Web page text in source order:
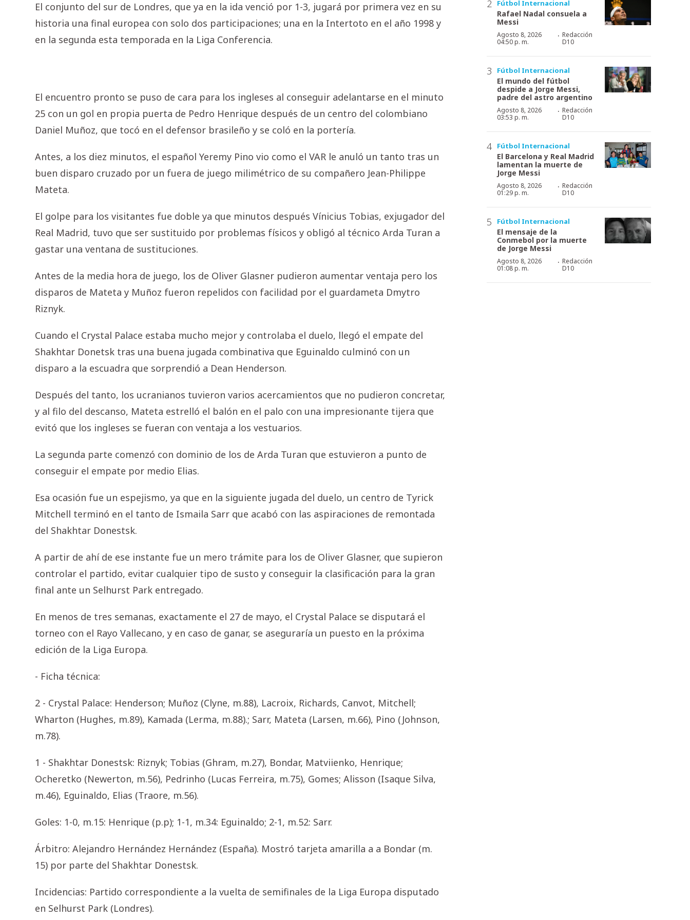
El conjunto del sur de Londres, que ya en la ida venció por 1-3, jugará por primera vez en su
historia una final europea con solo dos participaciones; una en la Intertoto en el año 1998 y
en la segunda esta temporada en la Liga Conferencia.
El encuentro pronto se puso de cara para los ingleses al conseguir adelantarse en el minuto
25 con un gol en propia puerta de Pedro Henrique después de un centro del colombiano
Daniel Muñoz, que tocó en el defensor brasileño y se coló en la portería.
Antes, a los diez minutos, el español Yeremy Pino vio como el VAR le anuló un tanto tras un
buen disparo cruzado por un fuera de juego milimétrico de su compañero Jean-Philippe
Mateta.
El golpe para los visitantes fue doble ya que minutos después Vínicius Tobias, exjugador del
Real Madrid, tuvo que ser sustituido por problemas físicos y obligó al técnico Arda Turan a
gastar una ventana de sustituciones.
Antes de la media hora de juego, los de Oliver Glasner pudieron aumentar ventaja pero los
disparos de Mateta y Muñoz fueron repelidos con facilidad por el guardameta Dmytro
Riznyk.
Cuando el Crystal Palace estaba mucho mejor y controlaba el duelo, llegó el empate del
Shakhtar Donetsk tras una buena jugada combinativa que Eguinaldo culminó con un
disparo a la escuadra que sorprendió a Dean Henderson.
Después del tanto, los ucranianos tuvieron varios acercamientos que no pudieron concretar,
y al filo del descanso, Mateta estrelló el balón en el palo con una impresionante tijera que
evitó que los ingleses se fueran con ventaja a los vestuarios.
La segunda parte comenzó con dominio de los de Arda Turan que estuvieron a punto de
conseguir el empate por medio Elias.
Esa ocasión fue un espejismo, ya que en la siguiente jugada del duelo, un centro de Tyrick
Mitchell terminó en el tanto de Ismaila Sarr que acabó con las aspiraciones de remontada
del Shakhtar Donestsk.
A partir de ahí de ese instante fue un mero trámite para los de Oliver Glasner, que supieron
controlar el partido, evitar cualquier tipo de susto y conseguir la clasificación para la gran
final ante un Selhurst Park entregado.
En menos de tres semanas, exactamente el 27 de mayo, el Crystal Palace se disputará el
torneo con el Rayo Vallecano, y en caso de ganar, se aseguraría un puesto en la próxima
edición de la Liga Europa.
- Ficha técnica:
2 - Crystal Palace: Henderson; Muñoz (Clyne, m.88), Lacroix, Richards, Canvot, Mitchell;
Wharton (Hughes, m.89), Kamada (Lerma, m.88).; Sarr, Mateta (Larsen, m.66), Pino (Johnson,
m.78).
1 - Shakhtar Donestsk: Riznyk; Tobias (Ghram, m.27), Bondar, Matviienko, Henrique;
Ocheretko (Newerton, m.56), Pedrinho (Lucas Ferreira, m.75), Gomes; Alisson (Isaque Silva,
m.46), Eguinaldo, Elias (Traore, m.56).
Goles: 1-0, m.15: Henrique (p.p); 1-1, m.34: Eguinaldo; 2-1, m.52: Sarr.
Árbitro: Alejandro Hernández Hernández (España). Mostró tarjeta amarilla a a Bondar (m.
15) por parte del Shakhtar Donestsk.
Incidencias: Partido correspondiente a la vuelta de semifinales de la Liga Europa disputado
en Selhurst Park (Londres).
Fútbol Internacional
Rafael Nadal consuela a
Messi
Agosto 8, 2026
04:50 p. m.
· Redacción
D10
Fútbol Internacional
El mundo del fútbol
despide a Jorge Messi,
padre del astro argentino
Agosto 8, 2026
03:53 p. m.
· Redacción
D10
Fútbol Internacional
El Barcelona y Real Madrid
lamentan la muerte de
Jorge Messi
Agosto 8, 2026
01:29 p. m.
· Redacción
D10
Fútbol Internacional
El mensaje de la
Conmebol por la muerte
de Jorge Messi
Agosto 8, 2026
01:08 p. m.
· Redacción
D10